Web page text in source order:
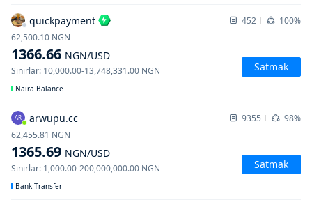
quickpayment 452 100%
1366.66 NGN/USD
62,500.10 NGN
Sınırlar: 10,000.00-13,748,331.00 NGN Satmak
Naira Balance
AR arwupu.cc 9355 98%
1365.69 NGN/USD
62,455.81 NGN
Sınırlar: 1,000.00-200,000,000.00 NGN Satmak
Bank Transfer